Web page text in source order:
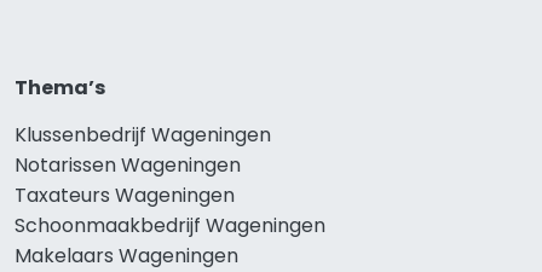
Thema’s
Klussenbedrijf Wageningen
Notarissen Wageningen
Taxateurs Wageningen
Schoonmaakbedrijf Wageningen
Makelaars Wageningen